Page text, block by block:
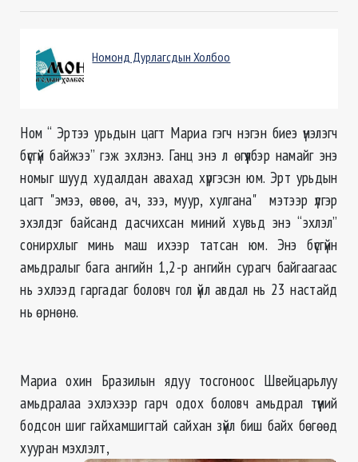
Номонд Дурлагсдын Холбоо
Ном “ Эртээ урьдын цагт Мариа гэгч нэгэн биеэ үнэлэгч
бүсгүй байжээ” гэж эхлэнэ. Ганц энэ л өгүүлбэр намайг энэ
номыг шууд худалдан авахад хүргэсэн юм. Эрт урьдын
цагт "эмээ, өвөө, ач, зээ, муур, хулгана" мэтээр үлгэр
эхэлдэг байсанд дасчихсан миний хувьд энэ “эхлэл”
сонирхлыг минь маш ихээр татсан юм. Энэ бүсгүйн
амьдралыг бага ангийн 1,2-р ангийн сурагч байгаагаас
нь эхлээд гаргадаг боловч гол үйл авдал нь 23 настайд
нь өрнөнө.
Мариа охин Бразилын ядуу тосгоноос Швейцарьлуу
амьдралаа эхлэхээр гарч одох боловч амьдрал түүний
бодсон шиг гайхамшигтай сайхан зүйл биш байх бөгөөд
хууран мэхлэлт,